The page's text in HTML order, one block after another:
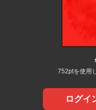
752ptを使用
ログイ